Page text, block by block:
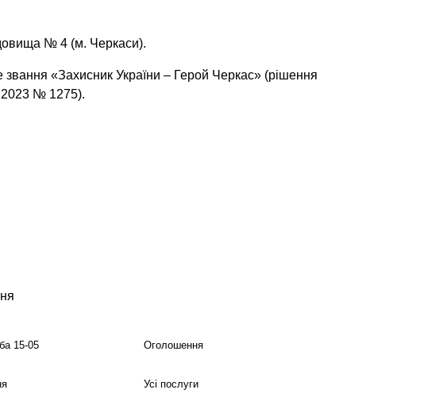
№ 4 (м. Черкаси).
«Захисник України – Герой Черкас» (рішення
№ 1275).
15-05 Оголошення
Усі послуги